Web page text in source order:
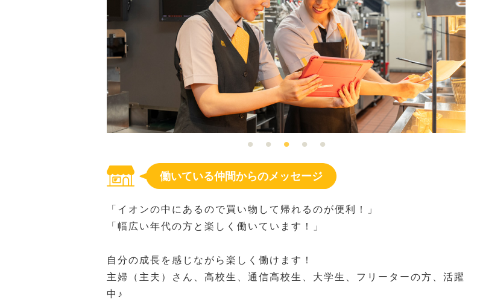
働いている仲間からのメッセージ
「イオンの中にあるので買い物して帰れるのが便利！」
「幅広い年代の方と楽しく働いています！」
自分の成長を感じながら楽しく働けます！
主婦（主夫）さん、高校生、通信高校生、大学生、フリーターの方、活躍
中♪